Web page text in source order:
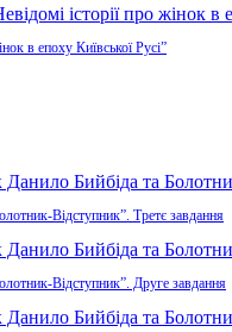
в епоху Київської Русі”
Відступник”. Третє завдання
Відступник”. Друге завдання